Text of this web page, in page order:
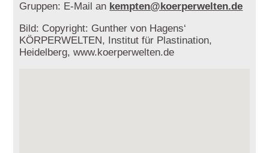
Gruppen: E-Mail an kempten@koerperwelten.de
Bild: Copyright: Gunther von Hagens‘
KÖRPERWELTEN, Institut für Plastination,
Heidelberg, www.koerperwelten.de